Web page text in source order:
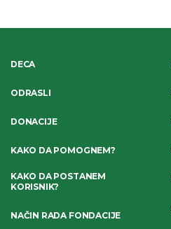
DECA
ODRASLI
DONACIJE
KAKO DA POMOGNEM?
KAKO DA POSTANEM
KORISNIK?
NAČIN RADA FONDACIJE